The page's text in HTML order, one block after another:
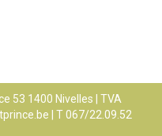
53 1400 Nivelles | TVA
| T 067/22.09.52